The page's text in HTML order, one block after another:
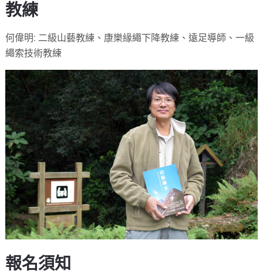
教練
何偉明: 二級山藝教練、康樂緣繩下降教練、遠足導師、一級
繩索技術教練
報名須知